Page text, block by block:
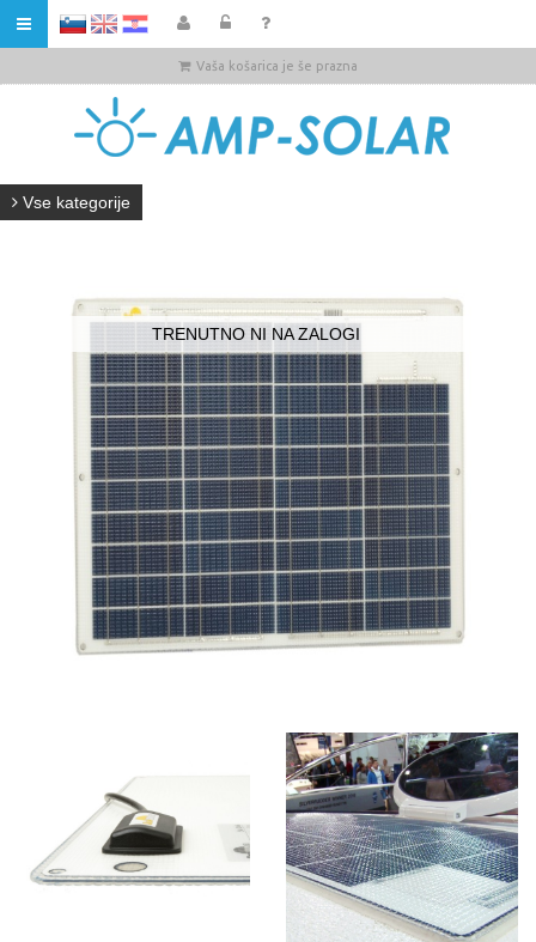
HR
Vaša košarica je še prazna
Vse kategorije
TRENUTNO NI NA ZALOGI